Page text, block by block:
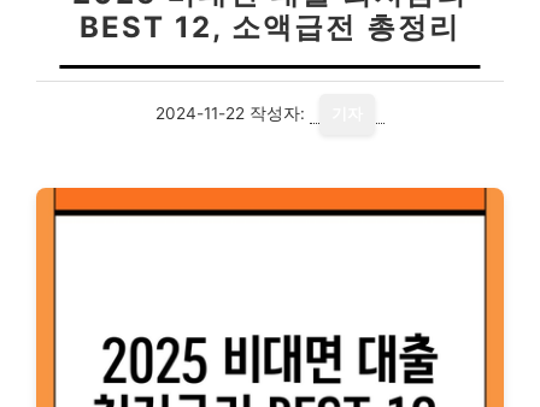
BEST 12, 소액급전 총정리
2024-11-22 작성자: